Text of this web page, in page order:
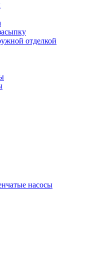
отделкой
насосы